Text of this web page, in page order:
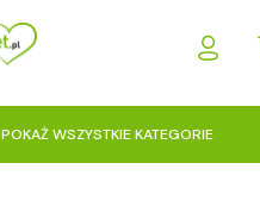
POKAŻ WSZYSTKIE KATEGORIE